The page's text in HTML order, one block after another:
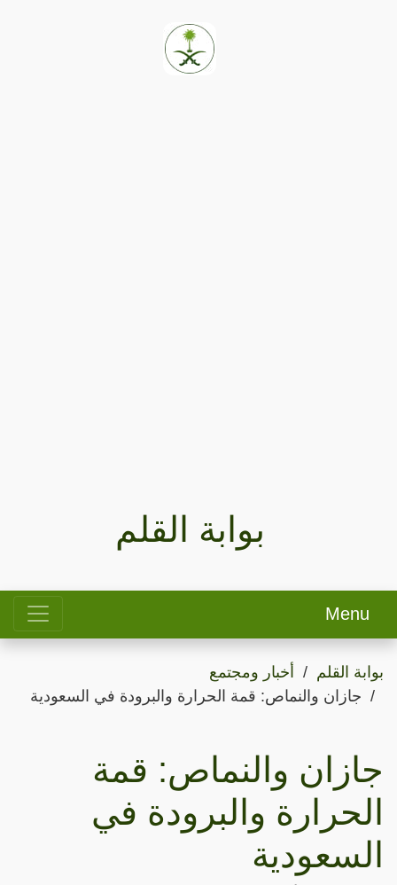
بوابة القلم
Menu
بوابة القلم
أخبار ومجتمع
جازان والنماص: قمة الحرارة والبرودة في السعودية
جازان والنماص: قمة
الحرارة والبرودة في
السعودية